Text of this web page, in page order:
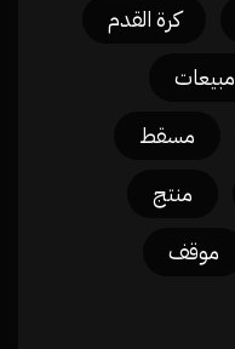
كرة القدم
مبيعات
مسقط
منتج
موقف